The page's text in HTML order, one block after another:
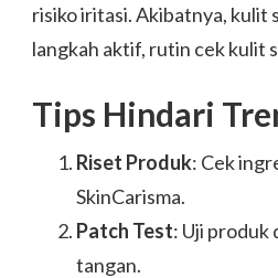
risiko iritasi. Akibatnya, kulit
langkah aktif, rutin cek kulit
Tips Hindari
Riset Produk: Cek
SkinCarisma.
Patch Test: Uji produk
tangan.